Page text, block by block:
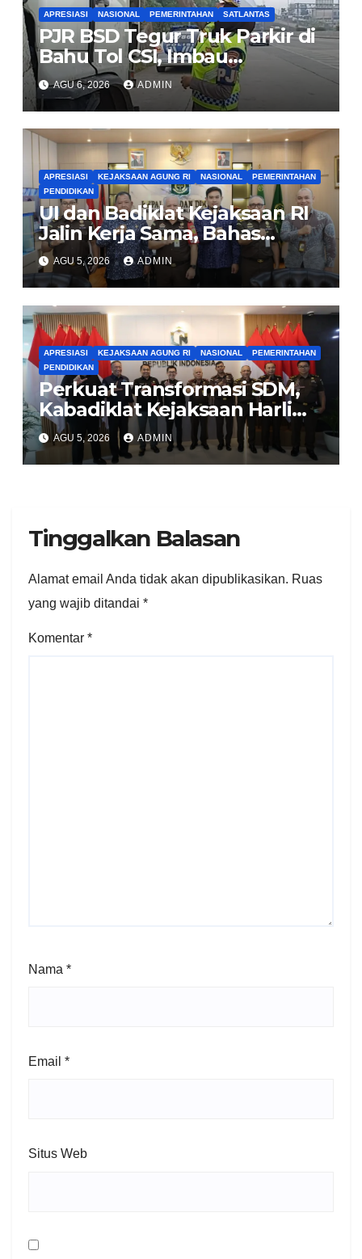
APRESIASI NASIONAL PEMERINTAHAN SATLANTAS
PJR BSD Tegur Truk Parkir di
Bahu Tol CSI, Imbau
Pengendara Tertib
AGU 6, 2026 ADMIN
APRESIASI KEJAKSAAN AGUNG RI NASIONAL
PEMERINTAHAN
PENDIDIKAN
UI dan Badiklat Kejaksaan RI
Jalin Kerja Sama, Bahas
Pembentukan Pusat Studi
Kajian Kejaksaan
AGU 5, 2026 ADMIN
APRESIASI KEJAKSAAN AGUNG RI NASIONAL
PEMERINTAHAN
PENDIDIKAN
Perkuat Transformasi SDM,
Kabadiklat Kejaksaan Harli
Siregar Jalin Sinergi dengan
LAN RI
AGU 5, 2026 ADMIN
Tinggalkan Balasan
Alamat email Anda tidak akan dipublikasikan. Ruas
yang wajib ditandai *
Komentar *
Nama *
Email *
Situs Web